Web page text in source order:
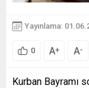
Yayınlama:
0 A+ A-
Kurban Bayramı